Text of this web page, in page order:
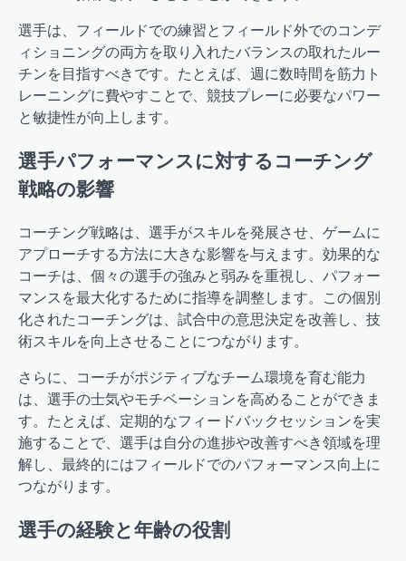
選手は、フィールドでの練習とフィールド外でのコンデ
ィショニングの両方を取り入れたバランスの取れたルー
チンを目指すべきです。たとえば、週に数時間を筋力ト
レーニングに費やすことで、競技プレーに必要なパワー
と敏捷性が向上します。
選手パフォーマンスに対するコーチング
戦略の影響
コーチング戦略は、選手がスキルを発展させ、ゲームに
アプローチする方法に大きな影響を与えます。効果的な
コーチは、個々の選手の強みと弱みを重視し、パフォー
マンスを最大化するために指導を調整します。この個別
化されたコーチングは、試合中の意思決定を改善し、技
術スキルを向上させることにつながります。
さらに、コーチがポジティブなチーム環境を育む能力
は、選手の士気やモチベーションを高めることができま
す。たとえば、定期的なフィードバックセッションを実
施することで、選手は自分の進捗や改善すべき領域を理
解し、最終的にはフィールドでのパフォーマンス向上に
つながります。
選手の経験と年齢の役割